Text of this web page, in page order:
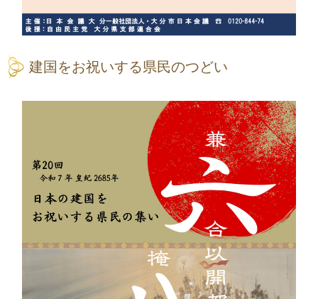
建国をお祝いする県民のつどい